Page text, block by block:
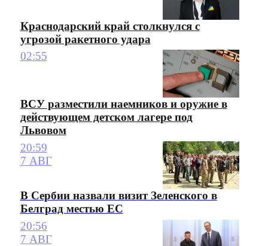
Краснодарский край столкнулся с
угрозой ракетного удара
02:55
ВСУ разместили наемников и оружие в
действующем детском лагере под
Львовом
20:59
7 АВГ
В Сербии назвали визит Зеленского в
Белград местью ЕС
20:56
7 АВГ